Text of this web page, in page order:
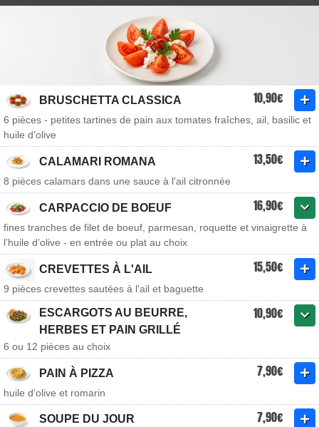
BRUSCHETTA CLASSICA 10,90€
6 pièces - petites tartines de pain aux tomates fraîches, ail, basilic et
huile d’olive
CALAMARI ROMANA 13,50€
8 pièces calamars dans une sauce à l'ail citronnée
CARPACCIO DE BOEUF 16,90€
fines tranches de filet de boeuf, parmesan, roquette et vinaigrette à
l’huile d’olive - en entrée ou plat au choix
CREVETTES À L'AIL 15,50€
9 pièces crevettes sautées à l'ail et baguette
ESCARGOTS AU BEURRE,
HERBES ET PAIN GRILLÉ
10,90€
6 ou 12 pièces au choix
PAIN À PIZZA 7,90€
huile d’olive et romarin
SOUPE DU JOUR 7,90€